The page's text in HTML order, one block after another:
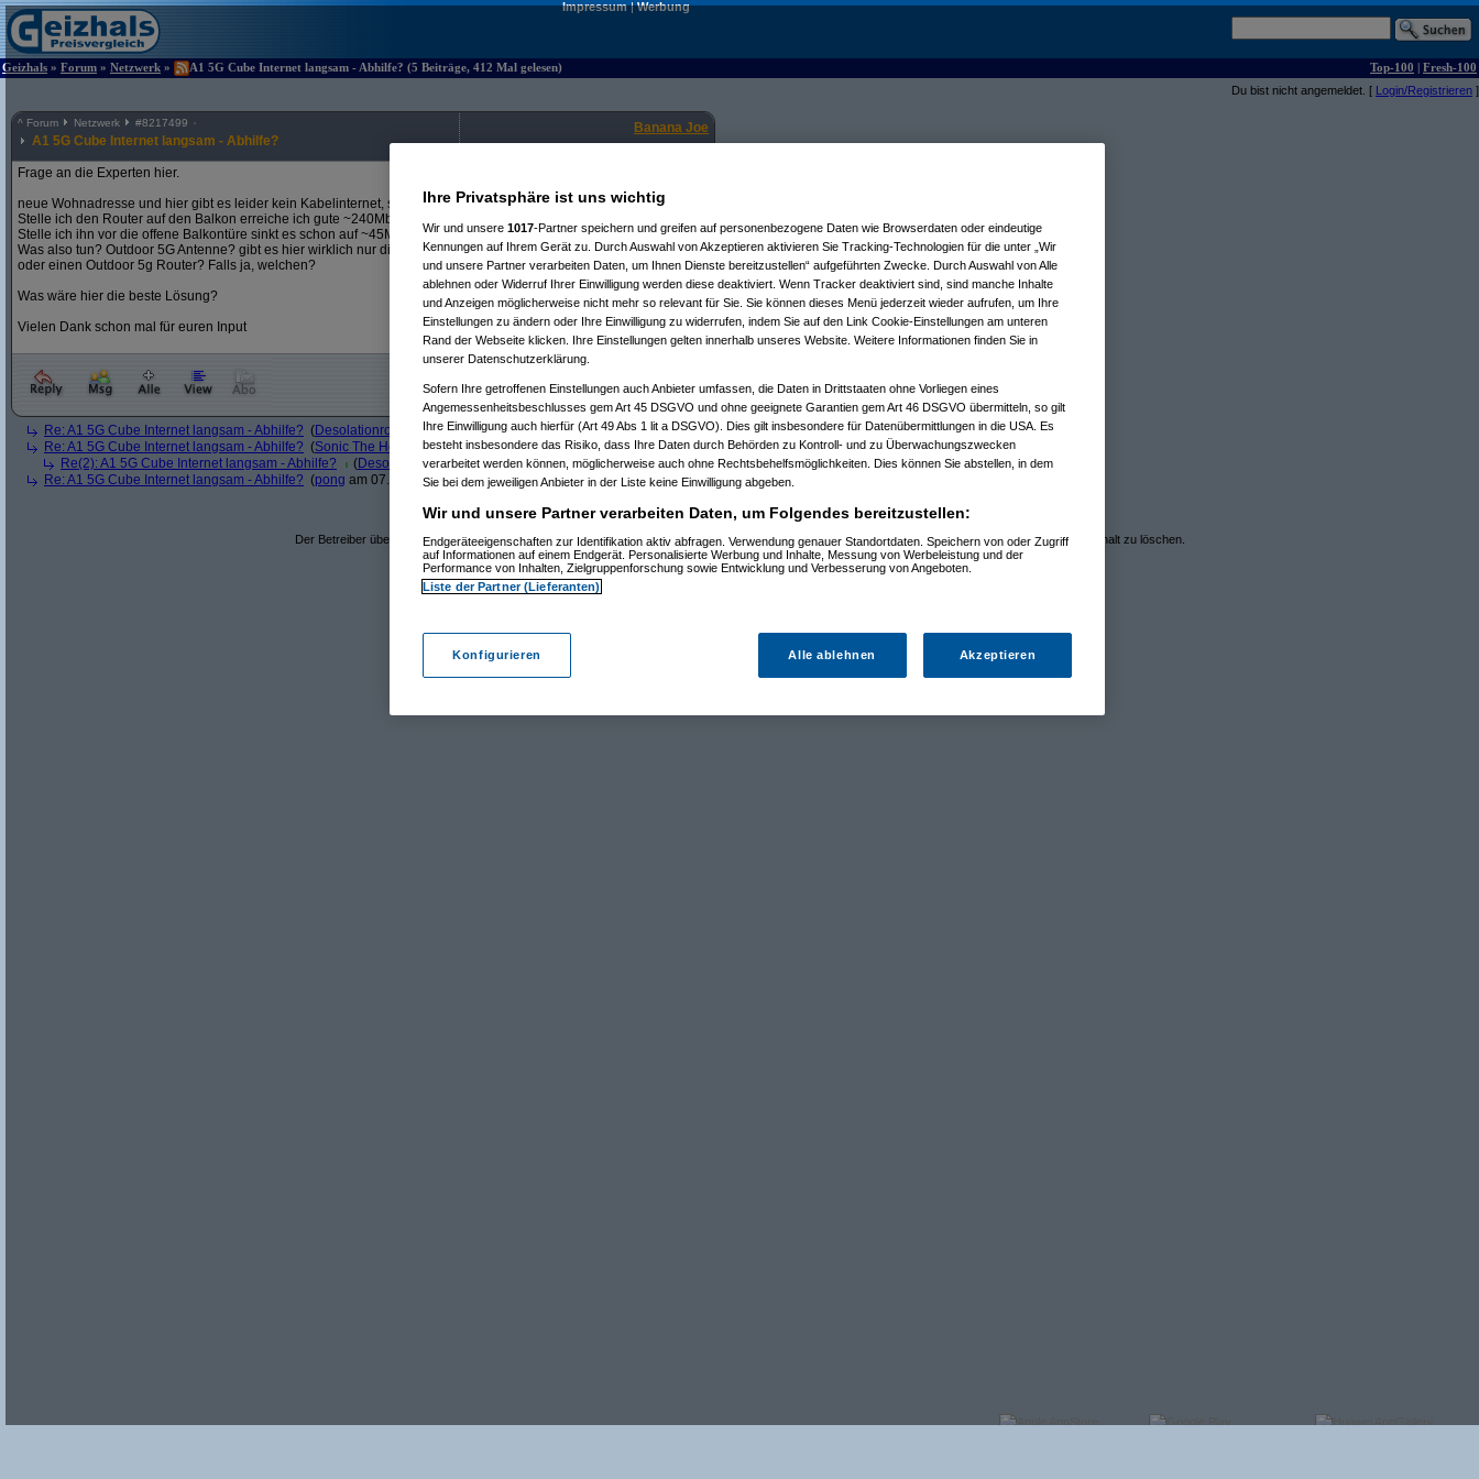
Impressum|Werbung
Geizhals » Forum » Netzwerk » A1 5G Cube Internet langsam - Abhilfe? (5 Beiträge, 412 Mal gelesen) Top-100 | Fresh-100
Du bist nicht angemeldet. [ Login/Registrieren ]
^ Forum Netzwerk #8217499
A1 5G Cube Internet langsam - Abhilfe?
Banana Joe
21.05.2026, 09:22:46
Frage an die Experten hier.
neue Wohnadresse und hier gibt es leider kein Kabelinternet, somit wurde es der A1 5G Cube mit 250Mbit/s
Stelle ich den Router auf den Balkon erreiche ich gute ~240Mbit/s alles ok
Stelle ich ihn vor die offene Balkontüre sinkt es schon auf ~45Mbit, schließe ich die Türe sind wir bei ~35Mbit
Was also tun? Outdoor 5G Antenne? gibt es hier wirklich nur die 10 Artikel die hier gelistet sind?
oder einen Outdoor 5g Router? Falls ja, welchen?
Was wäre hier die beste Lösung?
Vielen Dank schon mal für euren Input
Re: A1 5G Cube Internet langsam - Abhilfe? (Desolationrob
am 21.05.2026, 10:19:38)
Re: A1 5G Cube Internet langsam - Abhilfe? (Sonic The Hedgehogam 21.05.2026, 10:30:34)
Re(2): A1 5G Cube Internet langsam - Abhilfe?
(Desolationrobam 01.06.2026, 13:14:32)
Re: A1 5G Cube Internet langsam - Abhilfe? (pong am 07.06.2026, 16:39:35)
Dieses Forum ist eine frei zugängliche Diskussionsplattform.
Der Betreiber übernimmt keine Verantwortung für den Inhalt der Beiträge und behält sich das Recht vor, Beiträge mit rechtswidrigem oder anstößigem Inhalt zu löschen.
Datenschutzerklärung
Ihre Privatsphäre ist uns wichtig
Wir und unsere 1017-Partner speichern und greifen auf personenbezogene Daten wie Browserdaten oder eindeutige
Kennungen auf Ihrem Gerät zu. Durch Auswahl von Akzeptieren aktivieren Sie Tracking-Technologien für die unter „Wir
und unsere Partner verarbeiten Daten, um Ihnen Dienste bereitzustellen“ aufgeführten Zwecke. Durch Auswahl von Alle
ablehnen oder Widerruf Ihrer Einwilligung werden diese deaktiviert. Wenn Tracker deaktiviert sind, sind manche Inhalte
und Anzeigen möglicherweise nicht mehr so relevant für Sie. Sie können dieses Menü jederzeit wieder aufrufen, um Ihre
Einstellungen zu ändern oder Ihre Einwilligung zu widerrufen, indem Sie auf den Link Cookie-Einstellungen am unteren
Rand der Webseite klicken. Ihre Einstellungen gelten innerhalb unseres Website. Weitere Informationen finden Sie in
unserer Datenschutzerklärung.
Sofern Ihre getroffenen Einstellungen auch Anbieter umfassen, die Daten in Drittstaaten ohne Vorliegen eines
Angemessenheitsbeschlusses gem Art 45 DSGVO und ohne geeignete Garantien gem Art 46 DSGVO übermitteln, so gilt
Ihre Einwilligung auch hierfür (Art 49 Abs 1 lit a DSGVO). Dies gilt insbesondere für Datenübermittlungen in die USA. Es
besteht insbesondere das Risiko, dass Ihre Daten durch Behörden zu Kontroll- und zu Überwachungszwecken
verarbeitet werden können, möglicherweise auch ohne Rechtsbehelfsmöglichkeiten. Dies können Sie abstellen, in dem
Sie bei dem jeweiligen Anbieter in der Liste keine Einwilligung abgeben.
Wir und unsere Partner verarbeiten Daten, um Folgendes bereitzustellen:
Endgeräteeigenschaften zur Identifikation aktiv abfragen. Verwendung genauer Standortdaten. Speichern von oder Zugriff
auf Informationen auf einem Endgerät. Personalisierte Werbung und Inhalte, Messung von Werbeleistung und der
Performance von Inhalten, Zielgruppenforschung sowie Entwicklung und Verbesserung von Angeboten.
Liste der Partner (Lieferanten)
Konfigurieren Alle ablehnen Akzeptieren